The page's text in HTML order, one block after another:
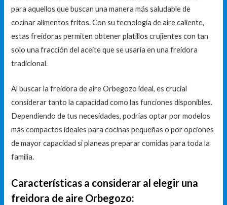
para aquellos que buscan una manera más saludable de
cocinar alimentos fritos. Con su tecnología de aire caliente,
estas freidoras permiten obtener platillos crujientes con tan
solo una fracción del aceite que se usaría en una freidora
tradicional.
Al buscar la freidora de aire Orbegozo ideal, es crucial
considerar tanto la capacidad como las funciones disponibles.
Dependiendo de tus necesidades, podrías optar por modelos
más compactos ideales para cocinas pequeñas o por opciones
de mayor capacidad si planeas preparar comidas para toda la
familia.
Características a considerar al elegir una
freidora de aire Orbegozo: